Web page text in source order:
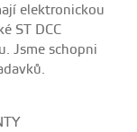
elektronickou
ST DCC
Jsme schopni